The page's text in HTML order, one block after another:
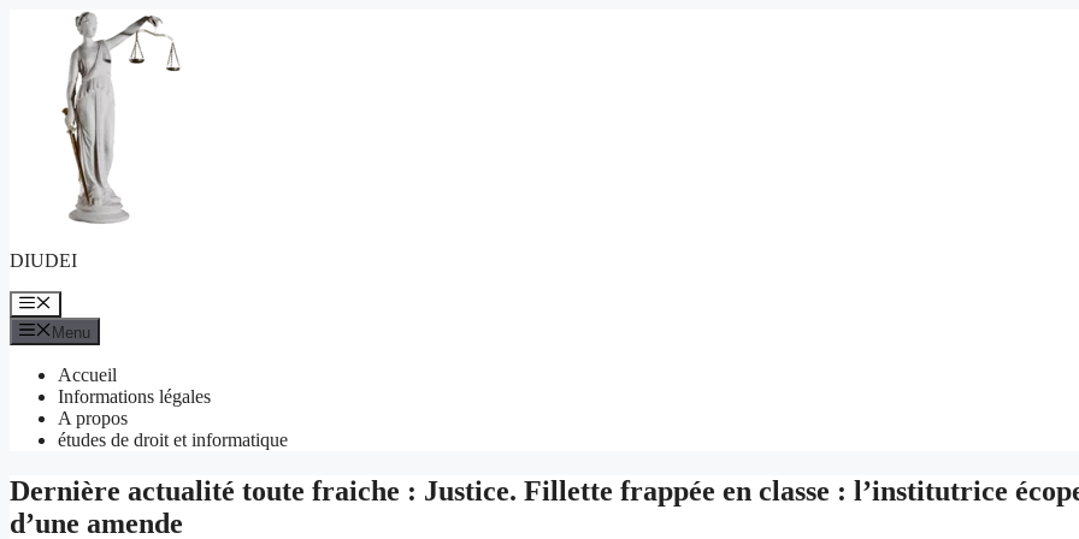
DIUDEI
Menu
Menu
Accueil
Informations légales
A propos
études de droit et informatique
Dernière actualité toute fraiche : Justice. Fillette frappée en classe : l’institutrice
d’une amende